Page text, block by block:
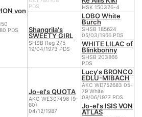
von
PDS
PDS
HSK 150376-4
Shangrila's
SWEETY GIRL
SHSB Reg 275
19/04/1973 PDS
LOBO White
Burch
SHSB 185624
05/03/1966 PDS
WHITE LILAC of
Blinkbonny
SHSB 203866
PDS
Jo-el's QUOTA
AKC WE307496 (9-
80)
04/12/1987
Lucy's BRONCO
EDLU-MIBACH
AKC WD752683 05-
79 White
08/06/1977 PDS
Jo-el's ISIS VON
ATLAS